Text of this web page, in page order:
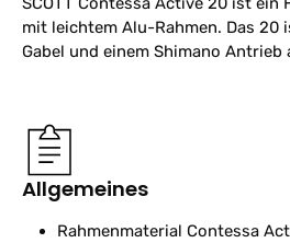
mit leichtem Alu-Rahmen. Das 20
Gabel und einem Shimano
Allgemeines
Rahmenmaterial Contessa